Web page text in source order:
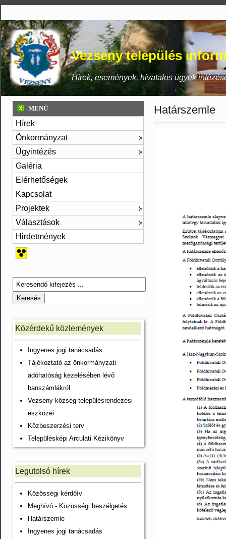
Vezseny település
Hírek, események, hivatalos ügyek
MENÜ
Hírek
Önkormányzat
Ügyintézés
Galéria
Elérhetőségek
Kapcsolat
Projektek
Választások
Hirdetmények
Közérdekű közlemények
Ingyenes jogi tanácsadás
Tájékoztató az önkormányzati
adóhatóság kezelésében lévő
banszámlákról
Vezseny község településrendezési
eszközei
Közbeszerzési terv
Településképi Arculati Kézikönyv
Legutolsó hírek
Közösségi kérdőív
Meghívó - Közösségi beszélgetés
Határszemle
Ingyenes jogi tanácsadás
Határszemle